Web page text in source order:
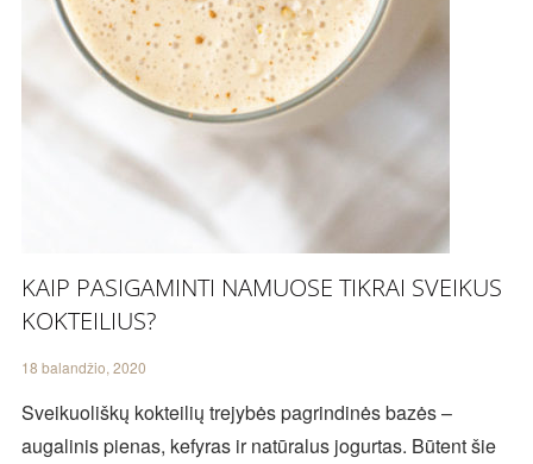
KAIP PASIGAMINTI NAMUOSE TIKRAI SVEIKUS
KOKTEILIUS?
18 balandžio, 2020
Sveikuoliškų kokteilių trejybės pagrindinės bazės –
augalinis pienas, kefyras ir natūralus jogurtas. Būtent šie